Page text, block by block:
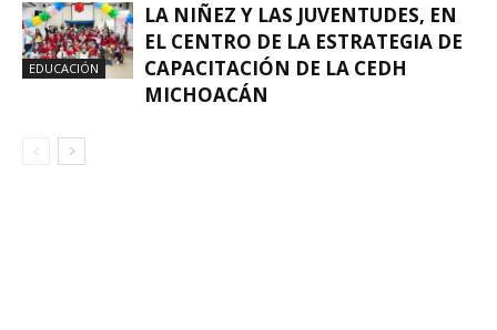
EDUCACIÓN
LA NIÑEZ Y LAS JUVENTUDES, EN
EL CENTRO DE LA ESTRATEGIA DE
CAPACITACIÓN DE LA CEDH
MICHOACÁN